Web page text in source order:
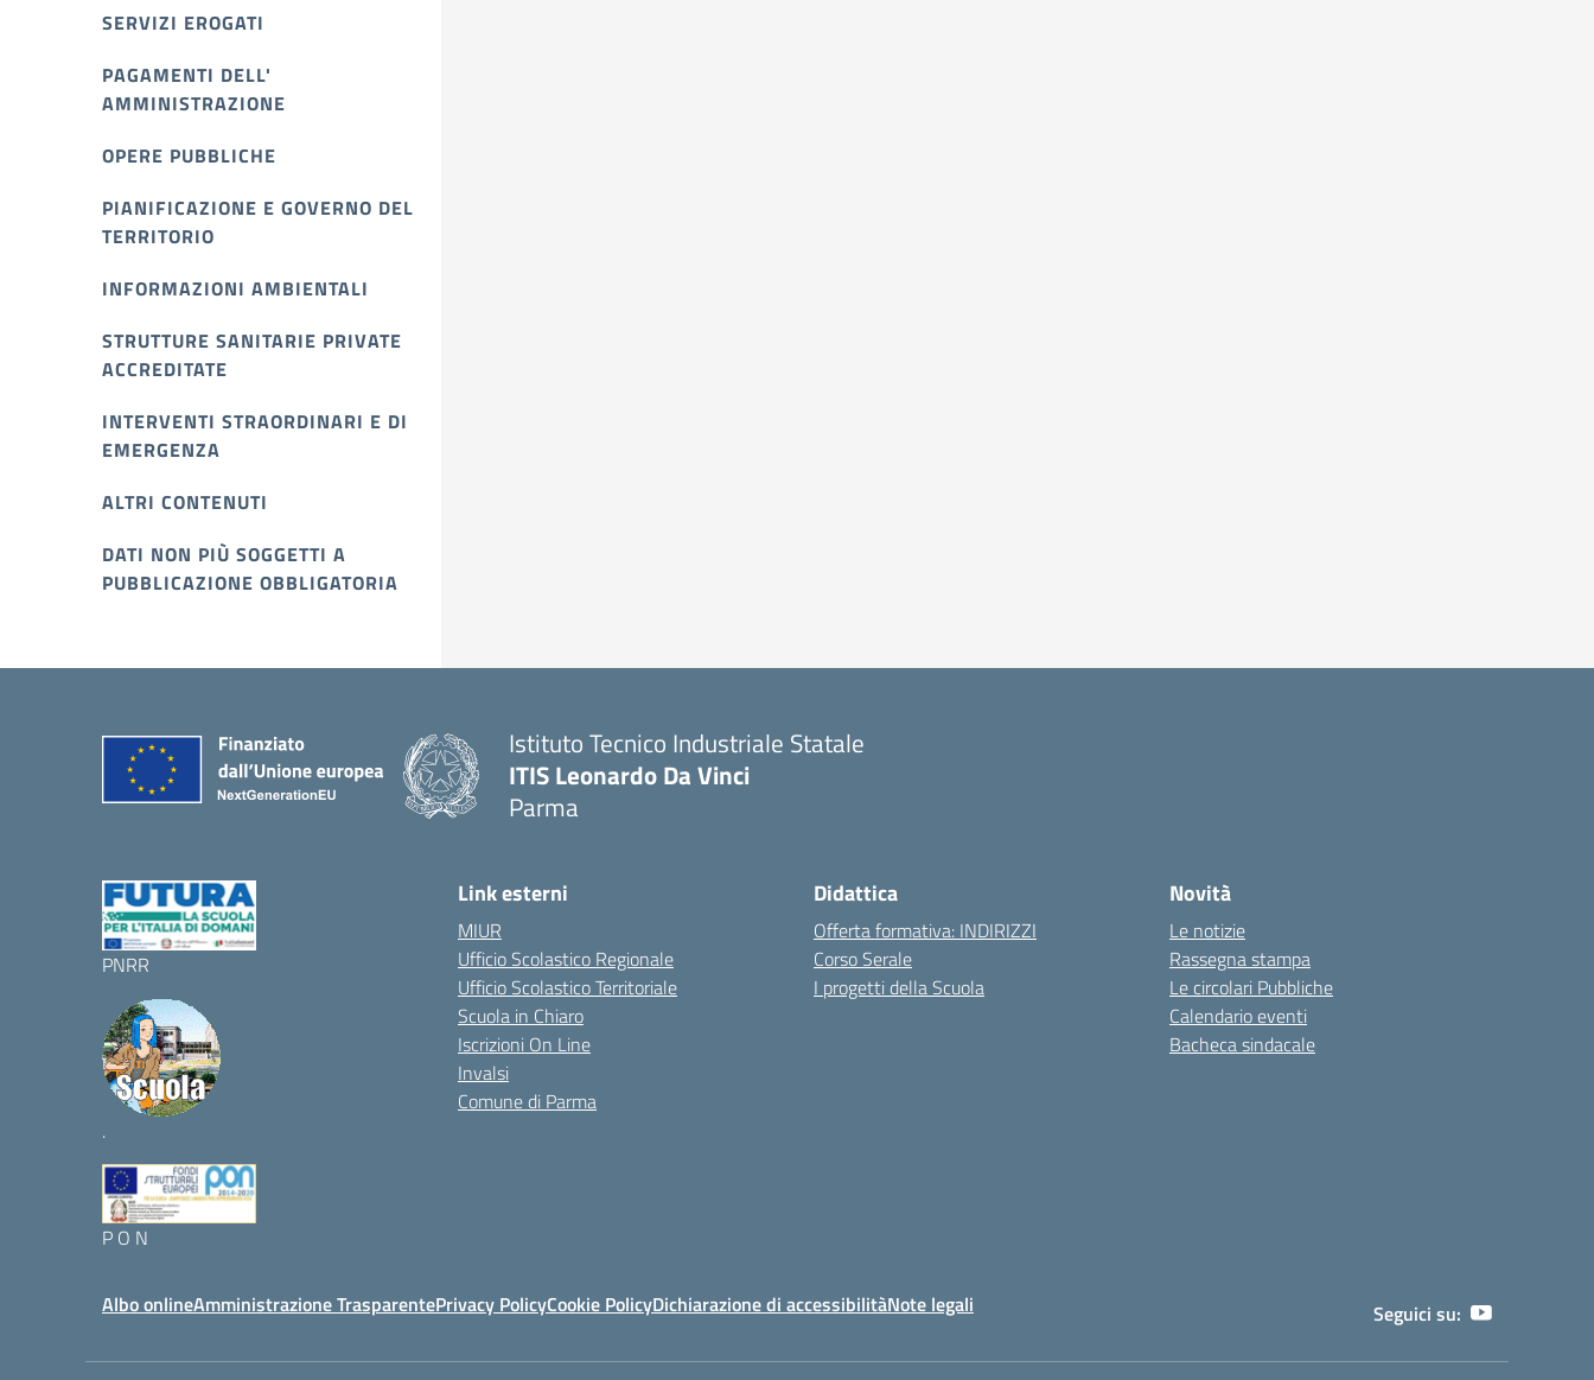
SERVIZI EROGATI
PAGAMENTI DELL'
AMMINISTRAZIONE
OPERE PUBBLICHE
PIANIFICAZIONE E GOVERNO DEL
TERRITORIO
INFORMAZIONI AMBIENTALI
STRUTTURE SANITARIE PRIVATE
ACCREDITATE
INTERVENTI STRAORDINARI E DI
EMERGENZA
ALTRI CONTENUTI
DATI NON PIÙ SOGGETTI A
PUBBLICAZIONE OBBLIGATORIA
Istituto Tecnico Industriale Statale
ITIS Leonardo Da Vinci
Parma
PNRR
.
P O N
Link esterni
MIUR
Ufficio Scolastico Regionale
Ufficio Scolastico Territoriale
Scuola in Chiaro
Iscrizioni On Line
Invalsi
Comune di Parma
Didattica
Offerta formativa: INDIRIZZI
Corso Serale
I progetti della Scuola
Novità
Le notizie
Rassegna stampa
Le circolari Pubbliche
Calendario eventi
Bacheca sindacale
Albo onlineAmministrazione TrasparentePrivacy PolicyCookie PolicyDichiarazione di accessibilitàNote legali Seguici su: